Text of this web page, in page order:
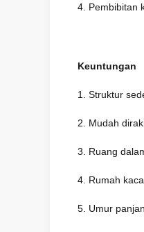
4. Pembibitan
Keuntungan
1. Struktur
2. Mudah
3. Ruang
4. Rumah
5. Umur